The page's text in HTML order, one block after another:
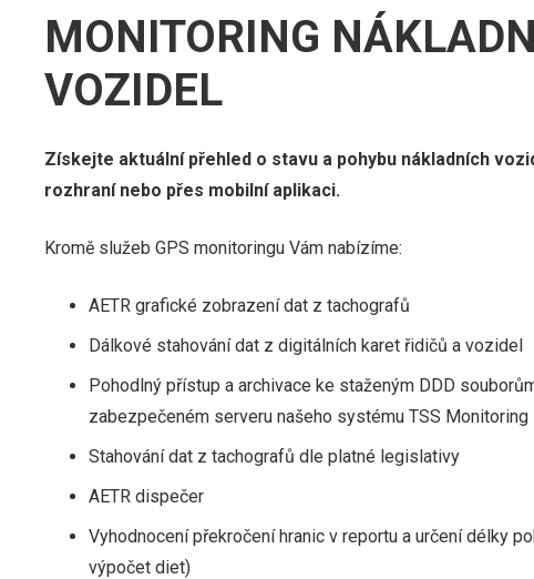
MONITORING
VOZIDEL
Získejte aktuální přehled o stavu a pohybu nákladních
rozhraní nebo přes mobilní aplikaci.
Kromě služeb GPS monitoringu Vám nabízíme:
AETR grafické zobrazení dat z tachografů
Dálkové stahování dat z digitálních karet řidičů a vozidel
Pohodlný přístup a archivace ke staženým DDD
zabezpečeném serveru našeho systému TSS Monitoring
Stahování dat z tachografů dle platné legislativy
AETR dispečer
Vyhodnocení překročení hranic v reportu a určení délky
výpočet diet)